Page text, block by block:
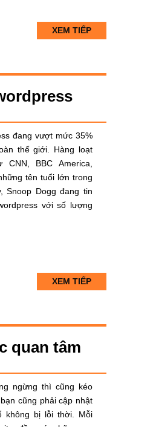
XEM TIẾP
đang vượt mức 35%
thế giới. Hàng loạt
BBC America,
tên tuổi lớn trong
Snoop Dogg đang tin
với số lượng
XEM TIẾP
quan tâm
ngừng thì cũng kéo
cũng phải cập nhật
không bị lỗi thời. Mỗi